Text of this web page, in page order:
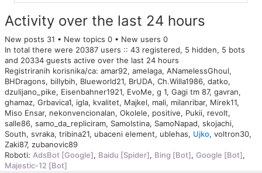
Activity over the last 24 hours
New posts 31 • New topics 0 • New users 0
In total there were 20387 users :: 43 registered, 5 hidden, 5 bots
and 20334 guests active over the last 24 hours
Registriranih korisnika/ca: amar92, amelaga, ANamelessGhoul,
BHDragons, billybih, Blueworld21, BrUDA, Ch.Willa1986, datko,
dzulijano_pike, Eisenbahner1921, EvoMe, g 1, Gagi tm 87, gavran,
ghamaz, Grbavica1, igla, kvalitet, Majkel, mali, milanribar, Mirek11,
Miso Ensar, nekonvencionalan, Okolele, positive, Pukii, revolt,
salle86, samo_da_repliciram, SamoIstina, SamoNapad, skojachi,
South, svraka, tribina21, ubaceni element, ublehas, Ujko, voltron30,
Zaki87, zubanovic89
Roboti: AdsBot [Google], Baidu [Spider], Bing [Bot], Google [Bot],
Majestic-12 [Bot]